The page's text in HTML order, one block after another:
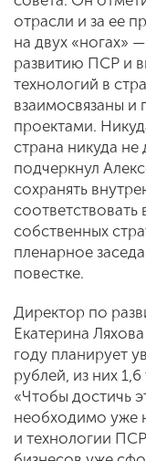
отрасли и за ее
на двух «ногах»
развитию ПСР и
технологий в
взаимосвязаны
проектами.
страна никуда не
подчеркнул
сохранять
соответствовать
собственных
пленарное
повестке.
Директор по
Екатерина
году планирует
рублей, из них
«Чтобы достичь
необходимо уже
и технологии